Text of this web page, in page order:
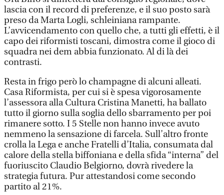
lascia con il record di preferenze, e il suo posto sarà
preso da Marta Logli, schleiniana rampante.
L’avvicendamento con quello che, a tutti gli effetti, è il
capo dei riformisti toscani, dimostra come il gioco di
squadra nei dem abbia funzionato. Al di là dei
contrasti.
Resta in frigo però lo champagne di alcuni alleati.
Casa Riformista, per cui si è spesa vigorosamente
l’assessora alla Cultura Cristina Manetti, ha ballato
tutto il giorno sulla soglia dello sbarramento per poi
rimanere sotto. I 5 Stelle non hanno invece avuto
nemmeno la sensazione di farcela. Sull’altro fronte
crolla la Lega e anche Fratelli d’Italia, consumata dal
calore della stella biffoniana e della sfida “interna” del
fuoriuscito Claudio Belgiorno, dovrà rivedere la
strategia futura. Pur attestandosi come secondo
partito al 21%.